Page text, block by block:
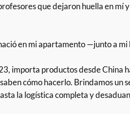
que dejaron huella en
en mi apartamento —junto a
importa productos desde
cómo hacerlo. Brindamos
la logística completa y